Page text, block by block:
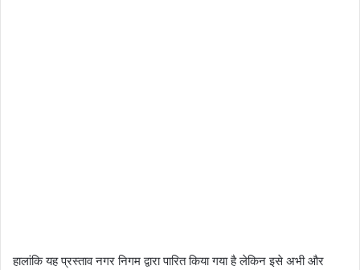
हालांकि यह प्रस्ताव नगर निगम द्वारा पारित किया गया है लेकिन इसे अभी और